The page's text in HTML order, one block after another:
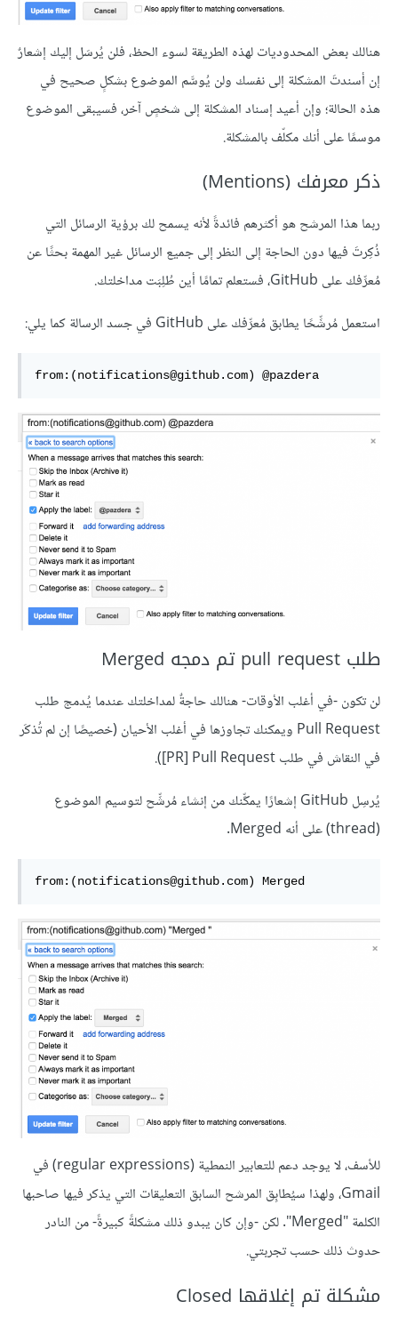
هنالك بعض المحدوديات لهذه الطريقة لسوء الحظ، فلن يُرسَل إليك إشعارٌ
إن أسندتَ المشكلة إلى نفسك ولن يُوسَّم الموضوع بشكلٍ صحيح في
هذه الحالة؛ وإن أعيد إسناد المشكلة إلى شخصٍ آخر، فسيبقى الموضوع
موسمًا على أنك مكلّف بالمشكلة.
ذكر معرفك (Mentions)
ربما هذا المرشح هو أكثرهم فائدةً لأنه يسمح لك برؤية الرسائل التي
ذُكِرتَ فيها دون الحاجة إلى النظر إلى جميع الرسائل غير المهمة بحثًا عن
مُعرِّفك على GitHub، فستعلم تمامًا أين طُلِبَت مداخلتك.
استعمل مُرشِّحًا يطابق مُعرِّفك على GitHub في جسد الرسالة كما يلي:
from:(notifications@github.com) @pazdera
طلب pull request تم دمجه Merged
لن تكون -في أغلب الأوقات- هنالك حاجةٌ لمداخلتك عندما يُدمج طلب
Pull Request ويمكنك تجاوزها في أغلب الأحيان (خصيصًا إن لم تُذكَر
في النقاش في طلب Pull Request ‏[PR]).
يُرسِل GitHub إشعارًا يمكِّنك من إنشاء مُرشِّح لتوسيم الموضوع
(thread) على أنه Merged.
from:(notifications@github.com) Merged
للأسف، لا يوجد دعم للتعابير النمطية (regular expressions) في
Gmail، ولهذا سيُطابِق المرشح السابق التعليقات التي يذكر فيها صاحبها
الكلمة "Merged". لكن -وإن كان يبدو ذلك مشكلةً كبيرةً- من النادر
حدوث ذلك حسب تجربتي.
مشكلة تم إغلاقها Closed